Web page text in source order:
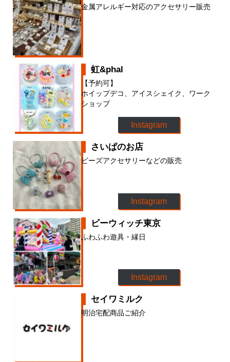
金属アレルギー対応のアクセサリー販売
虹&phal
【予約可】
ホイップデコ、アイスシェイク、ワーク
ショップ
Instagram
さいぱのお店
ビーズアクセサリーなどの販売
Instagram
ビーウィッチ東京
ふわふわ遊具・縁日
Instagram
セイワミルク
明治宅配商品ご紹介